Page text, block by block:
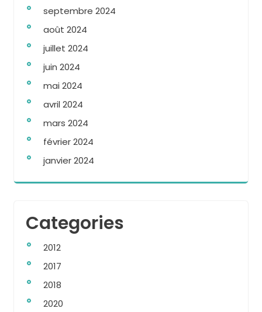
septembre 2024
août 2024
juillet 2024
juin 2024
mai 2024
avril 2024
mars 2024
février 2024
janvier 2024
Categories
2012
2017
2018
2020